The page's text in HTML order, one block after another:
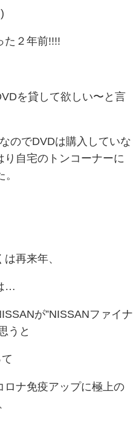
た２年前!!!!
を貸して欲しい〜と言
のでDVDは購入していな
自宅のトンコーナーに
再来年、
…
が”NISSANファイナ
うと
ロナ免疫アップに極上の